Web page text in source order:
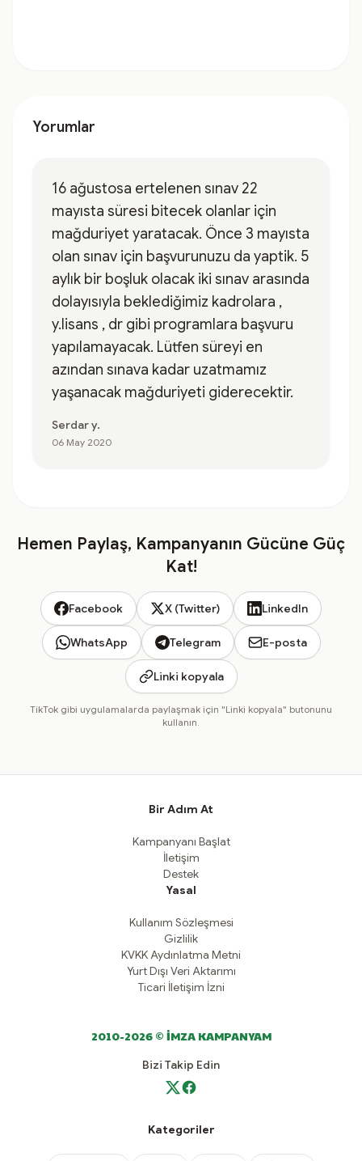
Yorumlar
16 ağustosa ertelenen sınav 22
mayısta süresi bitecek olanlar için
mağduriyet yaratacak. Önce 3 mayısta
olan sınav için başvurunuzu da yaptik. 5
aylık bir boşluk olacak iki sınav arasında
dolayısıyla beklediğimiz kadrolara ,
y.lisans , dr gibi programlara başvuru
yapılamayacak. Lütfen süreyi en
azından sınava kadar uzatmamız
yaşanacak mağduriyeti giderecektir.
Serdar y.
06 May 2020
Hemen Paylaş, Kampanyanın Gücüne Güç
Kat!
Facebook X (Twitter) LinkedIn
WhatsApp Telegram E-posta
Linki kopyala
TikTok gibi uygulamalarda paylaşmak için "Linki kopyala" butonunu
kullanın.
Bir Adım At
Kampanyanı Başlat
İletişim
Destek
Yasal
Kullanım Sözleşmesi
Gizlilik
KVKK Aydınlatma Metni
Yurt Dışı Veri Aktarımı
Ticari İletişim İzni
2010-2026 © İMZA KAMPANYAM
Bizi Takip Edin
Kategoriler